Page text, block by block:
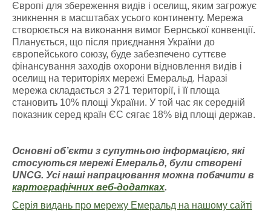
Європі для збереження видів і оселищ, яким загрожує
зникнення в масштабах усього континенту. Мережа
створюється на виконання вимог Бернської конвенції.
Планується, що після приєднання України до
європейського союзу, буде забезпечено суттєве
фінансування заходів охорони відновлення видів і
оселищ на територіях мережі Емеральд. Наразі
мережа складається з 271 території, і її площа
становить 10% площі України. У той час як середній
показник серед країн ЄС сягає 18% від площі держав.
Основні об’єкти з супутньою інформацією, які
стосуються мережі Емеральд, були створені
UNCG. Усі наші напрацювання можна побачити в
картографічних веб-додатках.
Серія видань про мережу Емеральд на нашому сайті